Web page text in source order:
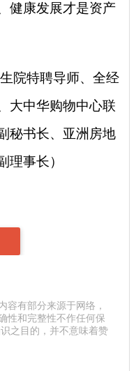
健康发展才是资产
院特聘导师、全经
大中华购物中心联
秘书长、亚洲房地
理事长）
容有部分来源于网络，
性和完整性不作任何保
之目的，并不意味着赞